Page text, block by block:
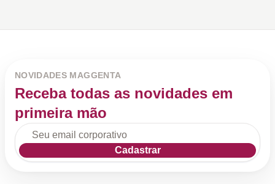
NOVIDADES MAGGENTA
Receba todas as novidades em
primeira mão
Cadastrar